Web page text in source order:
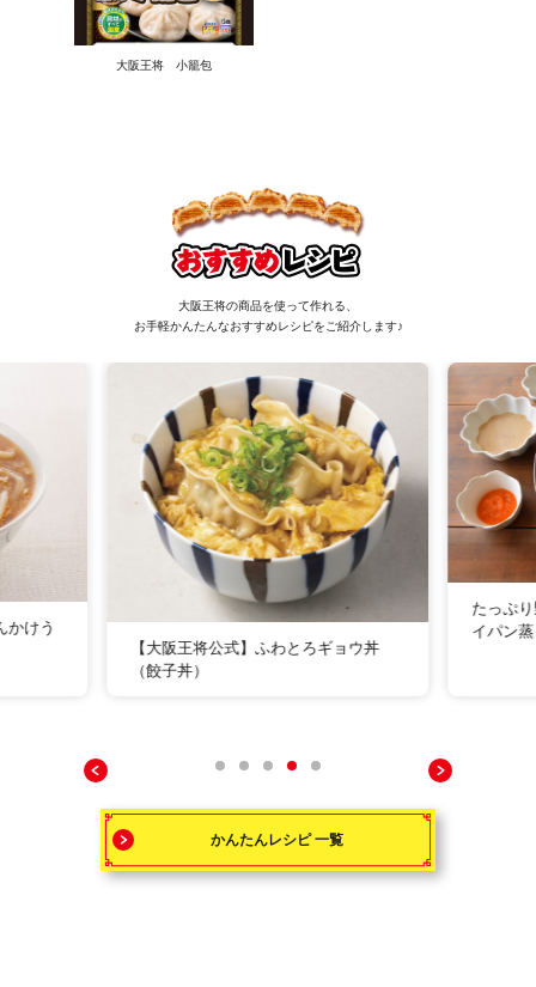
大阪王将 小籠包
大阪王将の商品を使って作れる、
お手軽かんたんなおすすめレシピをご紹介します♪
かけう
【大阪王将公式】ふわとろギョウ丼
（餃子丼）
たっぷ
イパン
かんたんレシピ 一覧